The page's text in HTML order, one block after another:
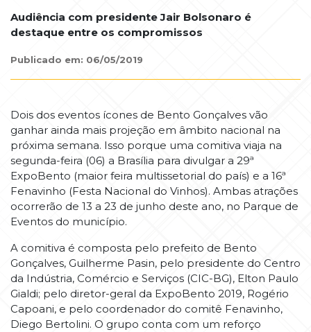
Audiência com presidente Jair Bolsonaro é
destaque entre os compromissos
Publicado em: 06/05/2019
Dois dos eventos ícones de Bento Gonçalves vão
ganhar ainda mais projeção em âmbito nacional na
próxima semana. Isso porque uma comitiva viaja na
segunda-feira (06) a Brasília para divulgar a 29ª
ExpoBento (maior feira multissetorial do país) e a 16ª
Fenavinho (Festa Nacional do Vinhos). Ambas atrações
ocorrerão de 13 a 23 de junho deste ano, no Parque de
Eventos do município.
A comitiva é composta pelo prefeito de Bento
Gonçalves, Guilherme Pasin, pelo presidente do Centro
da Indústria, Comércio e Serviços (CIC-BG), Elton Paulo
Gialdi; pelo diretor-geral da ExpoBento 2019, Rogério
Capoani, e pelo coordenador do comitê Fenavinho,
Diego Bertolini. O grupo conta com um reforço